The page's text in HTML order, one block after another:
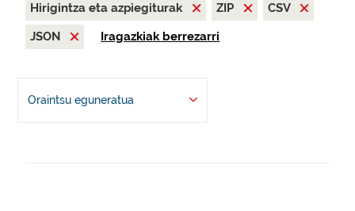
Hirigintza eta azpiegiturak
ZIP
CSV
JSON
Iragazkiak berrezarri
Oraintsu eguneratua